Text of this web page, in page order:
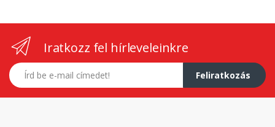
Iratkozz fel hírleveleinkre
E-mail címed
Feliratkozás